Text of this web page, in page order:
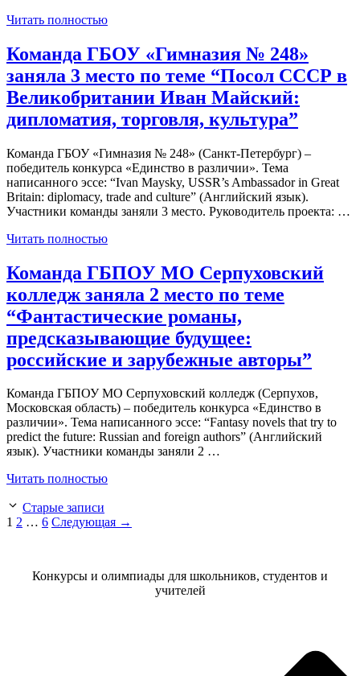
Читать полностью
Команда ГБОУ «Гимназия № 248»
заняла 3 место по теме “Посол СССР в
Великобритании Иван Майский:
дипломатия, торговля, культура”
Команда ГБОУ «Гимназия № 248» (Санкт-Петербург) –
победитель конкурса «Единство в различии». Тема
написанного эссе: “Ivan Maysky, USSR’s Ambassador in Great
Britain: diplomacy, trade and culture” (Английский язык).
Участники команды заняли 3 место. Руководитель проекта: …
Читать полностью
Команда ГБПОУ МО Серпуховский
колледж заняла 2 место по теме
“Фантастические романы,
предсказывающие будущее:
российские и зарубежные авторы”
Команда ГБПОУ МО Серпуховский колледж (Серпухов,
Московская область) – победитель конкурса «Единство в
различии». Тема написанного эссе: “Fantasy novels that try to
predict the future: Russian and foreign authors” (Английский
язык). Участники команды заняли 2 …
Читать полностью
Старые записи
Страница
1 Страница
2 … Страница
6 Следующая →
Конкурсы и олимпиады для школьников, студентов и
учителей